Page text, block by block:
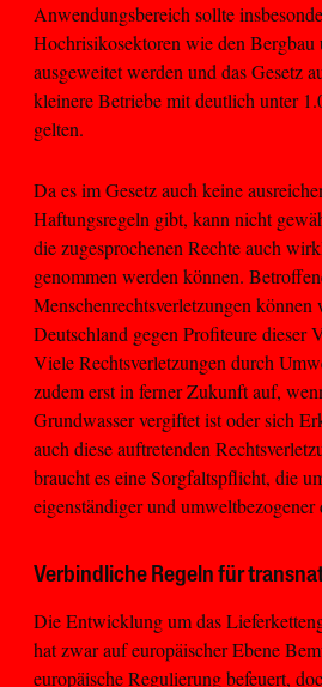
Anwendungsbereich sollte
Hochrisikosektoren wie den Bergbau
ausgeweitet werden und das Gesetz
kleinere Betriebe mit deutlich unter
gelten.
Da es im Gesetz auch keine
Haftungsregeln gibt, kann nicht
die zugesprochenen Rechte auch
genommen werden können.
Menschenrechtsverletzungen
Deutschland gegen Profiteure dieser
Viele Rechtsverletzungen durch
zudem erst in ferner Zukunft auf,
Grundwasser vergiftet ist oder sich
auch diese auftretenden
braucht es eine Sorgfaltspflicht, die
eigenständiger und umweltbezogener
Verbindliche Regeln für
Die Entwicklung um das
hat zwar auf europäischer Ebene
europäische Regulierung befeuert,